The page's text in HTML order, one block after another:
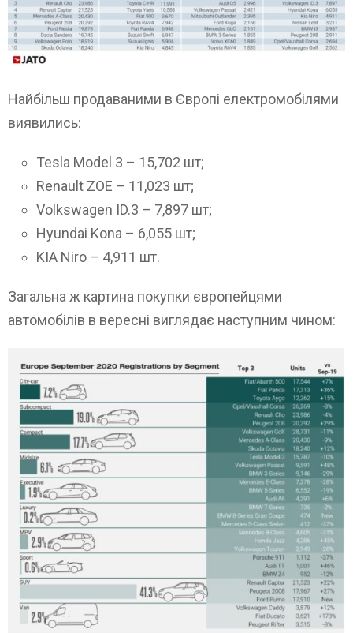
Найбільш продаваними в Європі електромобілями
виявились:
Tesla Model 3 – 15,702 шт;
Renault ZOE – 11,023 шт;
Volkswagen ID.3 – 7,897 шт;
Hyundai Kona – 6,055 шт;
KIA Niro – 4,911 шт.
Загальна ж картина покупки європейцями
автомобілів в вересні виглядає наступним чином: